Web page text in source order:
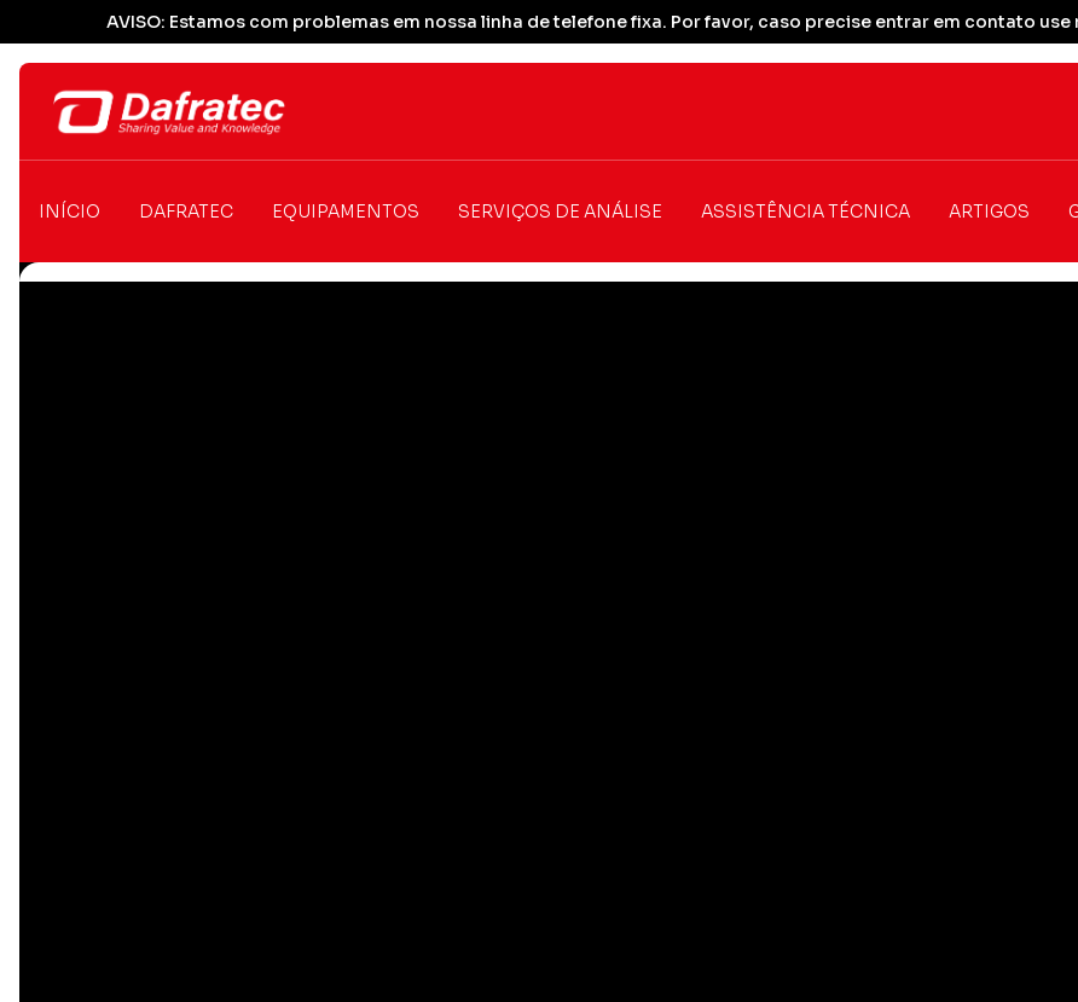
AVISO: Estamos com problemas em nossa linha de telefone fixa. Por favor, caso precise entrar em contato
INÍCIO DAFRATEC EQUIPAMENTOS SERVIÇOS DE ANÁLISE ASSISTÊNCIA TÉCNICA ARTIGOS